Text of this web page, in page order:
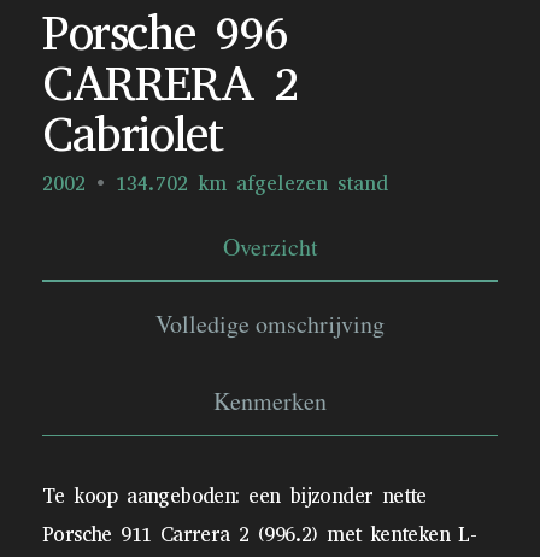
Porsche 996
CARRERA 2
Cabriolet
2002 134.702 km afgelezen stand
Overzicht
Volledige omschrijving
Kenmerken
Te koop aangeboden: een bijzonder nette
Porsche 911 Carrera 2 (996.2) met kenteken L-